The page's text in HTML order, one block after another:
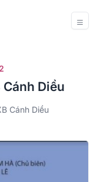
Diều
Cánh Diều